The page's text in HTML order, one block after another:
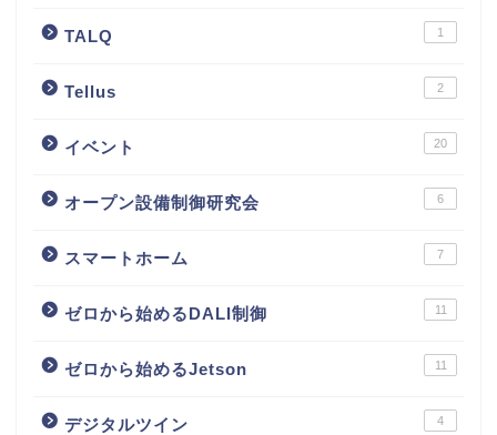
TALQ 1
Tellus 2
イベント 20
オープン設備制御研究会 6
スマートホーム 7
ゼロから始めるDALI制御 11
ゼロから始めるJetson 11
デジタルツイン 4